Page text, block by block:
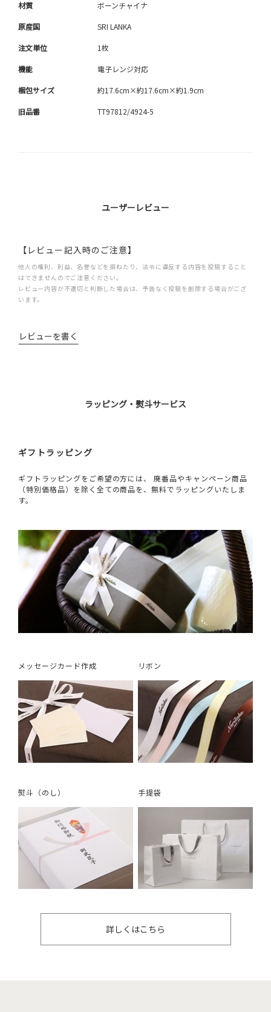
材質 ボーンチャイナ
原産国 SRI LANKA
注文単位 1枚
機能 電子レンジ対応
梱包サイズ 約17.6cm×約17.6cm×約1.9cm
旧品番 TT97812/4924-5
ユーザーレビュー
【レビュー記入時のご注意】
他人の権利、利益、名誉などを損ねたり、法令に違反する内容を投稿すること
はできませんのでご注意ください。
レビュー内容が不適切と判断した場合は、予告なく投稿を削除する場合がござ
います。
レビューを書く
ラッピング・熨斗サービス
ギフトラッピング
ギフトラッピングをご希望の方には、 廃番品やキャンペーン商品
（特別価格品）を除く全ての商品を、無料でラッピングいたしま
す。
メッセージカード作成 リボン
熨斗（のし） 手提袋
詳しくはこちら